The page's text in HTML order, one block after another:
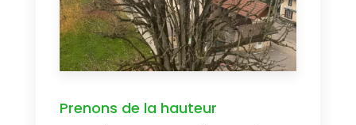
Prenons de la hauteur